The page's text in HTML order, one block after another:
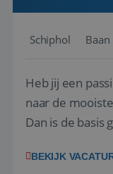
Schiphol Baan
Heb jij een
naar de
Dan is de basis
het
BEKIJK